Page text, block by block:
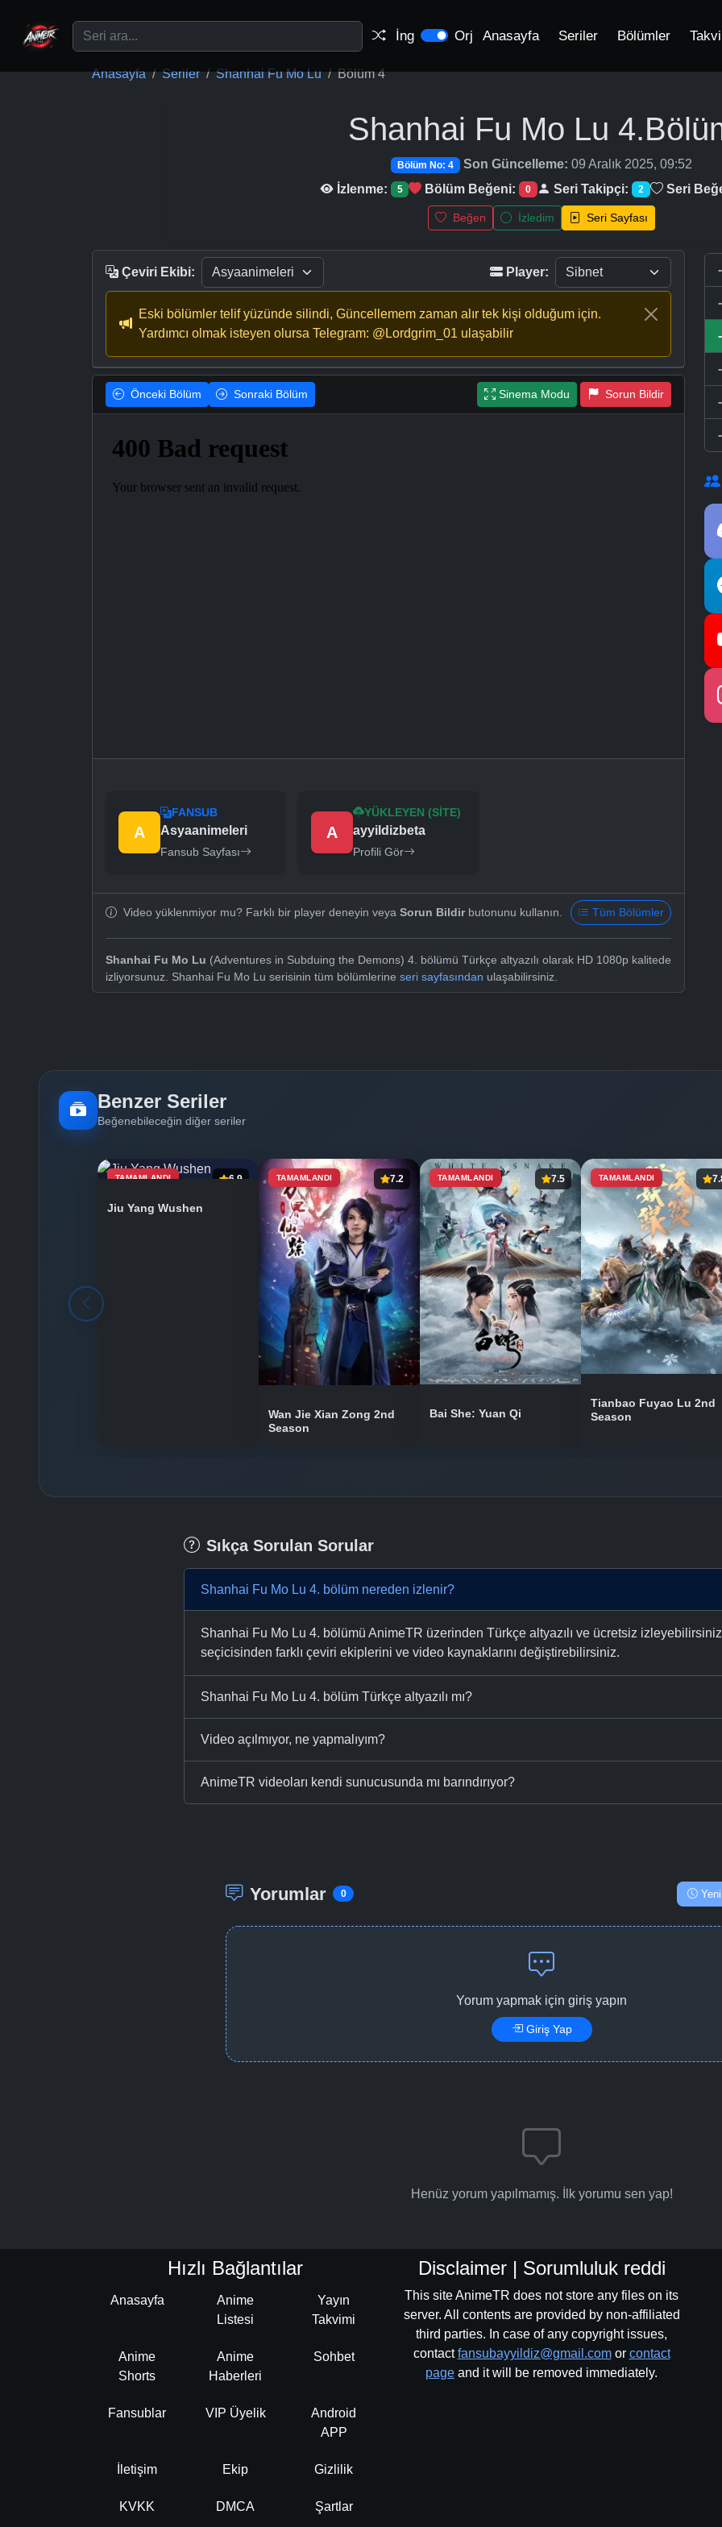
İng Orj Anasayfa Seriler Bölümler
Anasayfa Seriler Shanhai Fu Mo Lu Bölüm 4
Shanhai Fu Mo Lu
Bölüm No: 4 Son Güncelleme: 09 Aralık 2025, 09:52
İzlenme:
5 Bölüm Beğeni: 0 Seri Takipçi: 2 Seri
Beğen İzledim Seri Sayfası
Çeviri Ekibi: Player:
Eski bölümler telif yüzünde silindi, Güncellemem zaman alır tek kişi olduğum için.
Yardımcı olmak isteyen olursa Telegram: @Lordgrim_01 ulaşabilir
Önceki Bölüm Sonraki Bölüm Sinema Modu Sorun Bildir
A
FANSUB
Asyaanimeleri
Fansub Sayfası
A
YÜKLEYEN (SITE)
ayyildizbeta
Profili Gör
Video yüklenmiyor mu? Farklı bir player deneyin veya Sorun Bildirbutonunu kullanın. Tüm Bölümler
Shanhai Fu Mo Lu (Adventures in Subduing the Demons) 4. bölümü Türkçe altyazılı olarak HD 1080p kalitede
izliyorsunuz. Shanhai Fu Mo Lu serisinin tüm bölümlerine seri sayfasından ulaşabilirsiniz.
Benzer Seriler
Beğenebileceğin diğer seriler
TAMAMLANDI 6.9
Jiu Yang Wushen
TAMAMLANDI 7.2
Wan Jie Xian Zong 2nd
Season
TAMAMLANDI 7.5
Bai She: Yuan Qi
TAMAMLANDI
Tianbao Fuyao Lu 2nd
Season
Sıkça Sorulan Sorular
Shanhai Fu Mo Lu 4. bölüm nereden izlenir?
Shanhai Fu Mo Lu 4. bölümü AnimeTR üzerinden Türkçe altyazılı ve ücretsiz
seçicisinden farklı çeviri ekiplerini ve video kaynaklarını değiştirebilirsiniz.
Shanhai Fu Mo Lu 4. bölüm Türkçe altyazılı mı?
Video açılmıyor, ne yapmalıyım?
AnimeTR videoları kendi sunucusunda mı barındırıyor?
Yorumlar 0 Yeni
Yorum yapmak için giriş yapın
Giriş Yap
Henüz yorum yapılmamış. İlk yorumu sen yap!
Hızlı Bağlantılar
Anasayfa
Anime
Listesi
Yayın
Takvimi
Anime
Shorts
Anime
Haberleri
Sohbet
Fansublar VIP Üyelik
Android
APP
İletişim Ekip Gizlilik
KVKK DMCA Şartlar
Disclaimer | Sorumluluk reddi
This site AnimeTR does not store any files on its
server. All contents are provided by non-affiliated
third parties. In case of any copyright issues,
contactfansubayyildiz@gmail.comor contact
page and it will be removed immediately.